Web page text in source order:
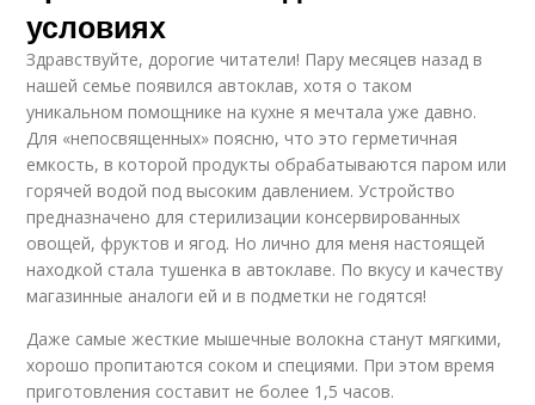
условиях
Здравствуйте, дорогие читатели! Пару месяцев назад в
нашей семье появился автоклав, хотя о таком
уникальном помощнике на кухне я мечтала уже давно.
Для «непосвященных» поясню, что это герметичная
емкость, в которой продукты обрабатываются паром или
горячей водой под высоким давлением. Устройство
предназначено для стерилизации консервированных
овощей, фруктов и ягод. Но лично для меня настоящей
находкой стала тушенка в автоклаве. По вкусу и качеству
магазинные аналоги ей и в подметки не годятся!
Даже самые жесткие мышечные волокна станут мягкими,
хорошо пропитаются соком и специями. При этом время
приготовления составит не более 1,5 часов.